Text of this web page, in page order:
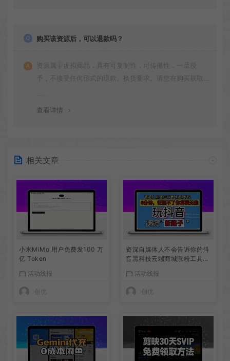
购买该资源后，可以退款吗？
资源属于虚拟商品，具有可复制性，可传播性，一旦授
予，不接受任何形式的退款、换货要求。请您在购买获取
查看详情
相关文章
小米MiMo 用户免费发100 万
亿 Token
活动线报
资深自媒体人不会告诉你的抖
音黑科技云端商城涨粉工具怎
活动线报